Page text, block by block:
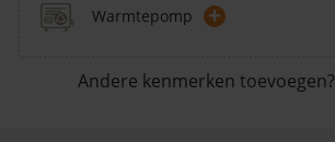
Warmtepomp +
Andere kenmerken toevoegen?